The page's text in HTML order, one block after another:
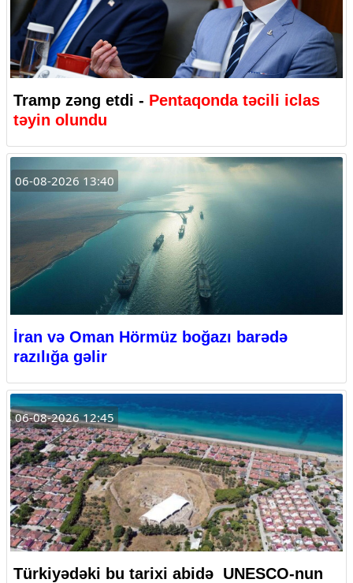
Tramp zəng etdi - Pentaqonda təcili iclas
təyin olundu
06-08-2026 13:40
İran və Oman Hörmüz boğazı barədə
razılığa gəlir
06-08-2026 12:45
Türkiyədəki bu tarixi abidə UNESCO-nun